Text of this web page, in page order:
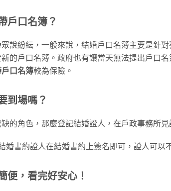
戶口名簿？
說紛紜，一般來說，結婚戶口名簿主要是針對
的戶口名簿。政府也有讓當天無法提出戶口
口名簿較為保險。
到場嗎？
的角色，那麼登記結婚證人，在戶政事務所
婚書約證人在結婚書約上簽名即可，證人可以
便，看完好安心！